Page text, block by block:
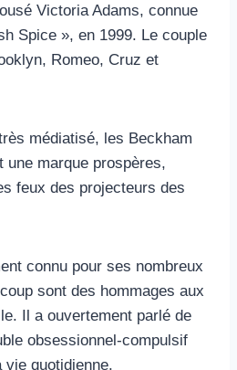
Victoria Adams, connue
Spice », en 1999. Le couple
Romeo, Cruz et
médiatisé, les Beckham
une marque prospères,
feux des projecteurs des
connu pour ses nombreux
sont des hommages aux
Il a ouvertement parlé de
obsessionnel-compulsif
quotidienne.